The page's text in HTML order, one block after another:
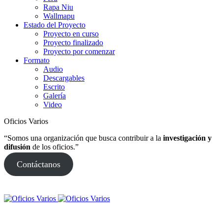
Rapa Niu
Wallmapu
Estado del Proyecto
Proyecto en curso
Proyecto finalizado
Proyecto por comenzar
Formato
Audio
Descargables
Escrito
Galería
Video
Oficios Varios
“Somos una organización que busca contribuir a la investigación y
difusión de los oficios.”
Contáctanos